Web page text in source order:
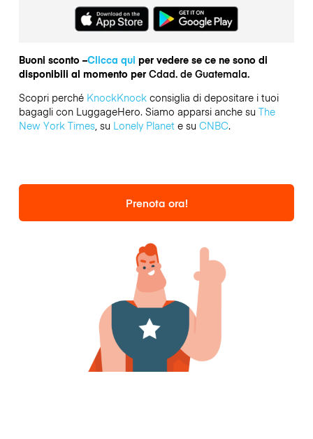
Buoni sconto –Clicca qui per vedere se ce ne sono di
disponibili al momento per Cdad. de Guatemala.
Scopri perché KnockKnockconsiglia di depositare i tuoi
bagagli con LuggageHero. Siamo apparsi anche su The
New York Times, su Lonely Planete su CNBC.
Prenota ora!